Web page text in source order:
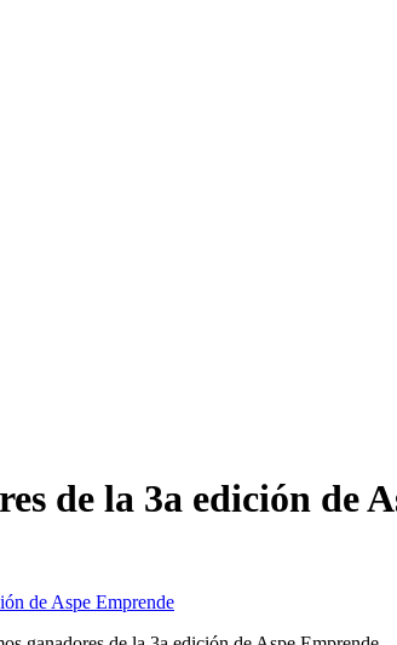
de la 3a edición de
de Aspe Emprende